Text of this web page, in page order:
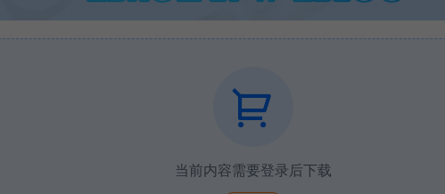
当前内容需要登录后下载